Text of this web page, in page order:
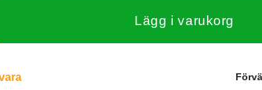
Lägg i varukorg